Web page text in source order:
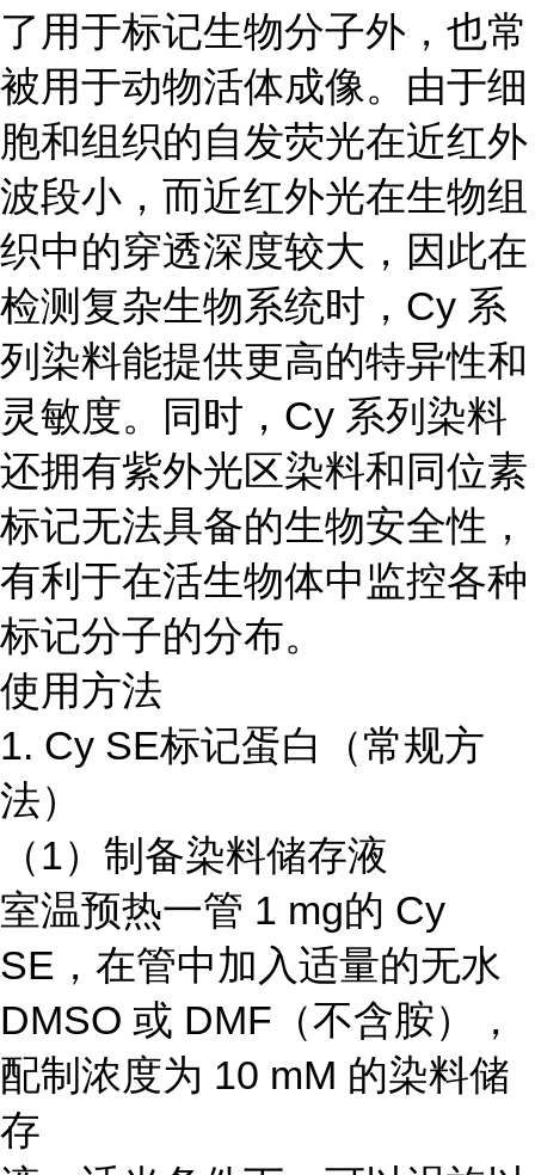
了用于标记生物分子外，也常
被用于动物活体成像。由于细
胞和组织的自发荧光在近红外
波段小，而近红外光在生物组
织中的穿透深度较大，因此在
检测复杂生物系统时，Cy 系
列染料能提供更高的特异性和
灵敏度。同时，Cy 系列染料
还拥有紫外光区染料和同位素
标记无法具备的生物安全性，
有利于在活生物体中监控各种
标记分子的分布。
使用方法
1. Cy SE标记蛋白（常规方
法）
（1）制备染料储存液
室温预热一管 1 mg的 Cy
SE，在管中加入适量的无水
DMSO 或 DMF（不含胺），
配制浓度为 10 mM 的染料储
存